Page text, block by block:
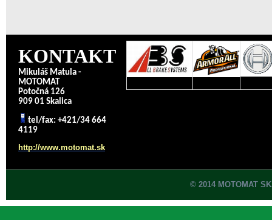
KONTAKT
Mikuláš Matula -
MOTOMAT
Potočná 126
909 01 Skalica
tel/fax: +421/34 664
4119
http://www.motomat.sk
© 2014